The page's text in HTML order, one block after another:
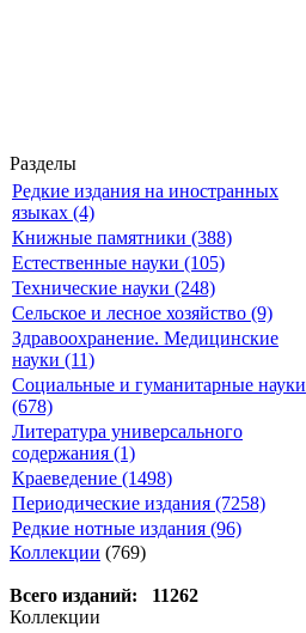
Разделы
Редкие издания на иностранных
языках (4)
Книжные памятники (388)
Естественные науки (105)
Технические науки (248)
Сельское и лесное хозяйство (9)
Здравоохранение. Медицинские
науки (11)
Социальные и гуманитарные науки
(678)
Литература универсального
содержания (1)
Краеведение (1498)
Периодические издания (7258)
Редкие нотные издания (96)
Коллекции (769)
Всего изданий: 11262
Коллекции